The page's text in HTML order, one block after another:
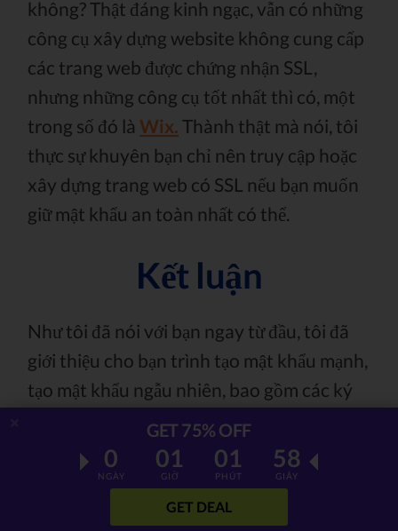
không? Thật đáng kinh ngạc, vẫn có những
công cụ xây dựng website không cung cấp
các trang web được chứng nhận SSL,
nhưng những công cụ tốt nhất thì có, một
trong số đó là Wix. Thành thật mà nói, tôi
thực sự khuyên bạn chỉ nên truy cập hoặc
xây dựng trang web có SSL nếu bạn muốn
giữ mật khẩu an toàn nhất có thể.
Kết luận
Như tôi đã nói với bạn ngay từ đầu, tôi đã
giới thiệu cho bạn trình tạo mật khẩu mạnh,
tạo mật khẩu ngẫu nhiên, bao gồm các ký
hiệu khác nhau, để làm cho quá trình mã
hóa trở nên khó khăn hơn nhiều.
Bạn cũng biết rằng mật khẩu không bao giờ
GET 75% OFF
0
NGÀY
01
GIỜ
01
PHÚT
56
GIÂY
GET DEAL